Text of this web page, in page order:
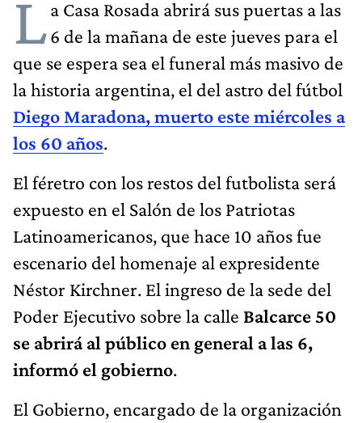
La Casa Rosada abrirá sus puertas a las
6 de la mañana de este jueves para el
que se espera sea el funeral más masivo de
la historia argentina, el del astro del fútbol
Diego Maradona, muerto este miércoles a
los 60 años.
El féretro con los restos del futbolista será
expuesto en el Salón de los Patriotas
Latinoamericanos, que hace 10 años fue
escenario del homenaje al expresidente
Néstor Kirchner. El ingreso de la sede del
Poder Ejecutivo sobre la calle Balcarce 50
se abrirá al público en general a las 6,
informó el gobierno.
El Gobierno, encargado de la organización